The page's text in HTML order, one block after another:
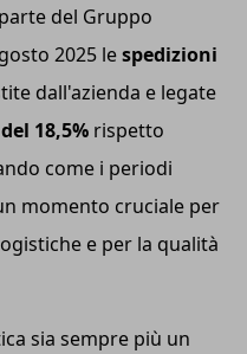
del Gruppo
2025 lespedizioni
dall'azienda e legate
18,5% rispetto
come i periodi
momento cruciale per
e per la qualità
sia sempre più un